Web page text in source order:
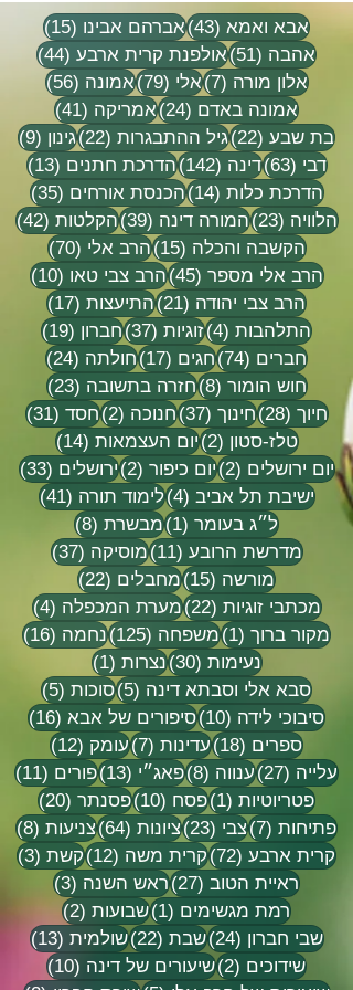
אבא ואמא (43) 43 פוסטים
אברהם אבינו (15)
15 פוסטים
אהבה (51) 51 פוסטים
אולפנת קרית ארבע (44)
44 פוסטים
אלון מורה (7) 7 פוסטיםאלי (79) 79 פוסטים
אמונה (56)
56 פוסטים
אמונה באדם (24) 24 פוסטים
אמריקה (41)
41 פוסטים
בת שבע (22) 22 פוסטים
גיל ההתבגרות (22) 22 פוסטים
גינון (9)
9 פוסטים
דבי (63) 63 פוסטים
דינה (142) 142 פוסטים
הדרכת חתנים (13)
13 פוסטים
הדרכת כלות (14) 14 פוסטים
הכנסת אורחים (35)
35 פוסטים
הלוויה (23) 23 פוסטים
המורה דינה (39) 39 פוסטים
הקלטות (42)
42
הקשבה והכלה (15) 15 פוסטים
הרב אלי (70)
70 פוסטים
הרב אלי מספר (45) 45 פוסטים
הרב צבי טאו (10)
10 פוסטים
הרב צבי יהודה (21) 21 פוסטים
התיעצות (17)
17 פוסטים
התלהבות (4) 4 פוסטיםזוגיות (37) 37 פוסטים
חברון (19)
19 פוסטים
חברים (74) 74 פוסטים
חגים (17) 17 פוסטים
חולתה (24)
24 פוסטים
חוש הומור (8) 8 פוסטיםחזרה בתשובה (23)
23 פוסטים
חיוך (28) 28 פוסטים
חינוך (37) 37 פוסטים
חנוכה (2) 2 פוסטיםחסד (31)
31 פוסטים
טלז-סטון (2) 2 פוסטיםיום העצמאות (14)
14 פוסטים
יום ירושלים (2) 2 פוסטיםיום כיפור (2) 2 פוסטיםירושלים (33)
33 פוסטים
ישיבת תל אביב (4) 4 פוסטיםלימוד תורה (41)
41 פוסטים
ל״ג בעומר (1) פוסט 1
מבשרת (8)
8 פוסטים
מדרשת הרובע (11) 11 פוסטים
מוסיקה (37)
37 פוסטים
מורשה (15) 15 פוסטים
מחבלים (22)
22 פוסטים
מכתבי זוגיות (22) 22 פוסטים
מערת המכפלה (4)
4 פוסטים
מקור ברוך (1) פוסט 1
משפחה (125) 125 פוסטים
נחמה (16)
16 פוסטים
נעימות (30) 30 פוסטים
נצרות (1)
פוסט 1
סבא אלי וסבתא דינה (5) 5 פוסטיםסוכות (5)
5 פוסטים
סיבוכי לידה (10) 10 פוסטים
סיפורים של אבא (16)
16 פוסטים
ספרים (18) 18 פוסטים
עדינות (7) 7 פוסטיםעומק (12)
12 פוסטים
עלייה (27) 27 פוסטים
ענווה (8) 8 פוסטיםפאג״י (13) 13 פוסטים
פורים (11)
11
פטריוטיות (1) פוסט 1
פסח (10) 10 פוסטים
פסנתר (20)
20 פוסטים
פתיחות (7) 7 פוסטיםצבי (23) 23 פוסטים
ציונות (64) 64 פוסטים
צניעות (8)
8 פוסטים
קרית ארבע (72) 72 פוסטים
קרית משה (12) 12 פוסטים
קשת (3)
3 פוסטים
ראיית הטוב (27) 27 פוסטים
ראש השנה (3)
3 פוסטים
רמת מגשימים (1) פוסט 1
שבועות (2)
2 פוסטים
שבי חברון (24) 24 פוסטים
שבת (22) 22 פוסטים
שולמית (13)
13 פוסטים
שידוכים (2) 2 פוסטיםשיעורים של דינה (10)
10 פוסטים